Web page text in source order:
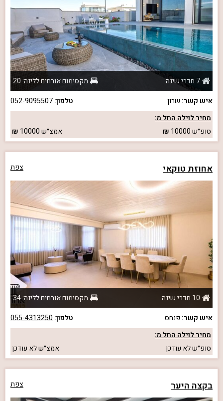
7 חדרי שינה
מקסימום אורחים ללינה: 20
איש קשר: שרון טלפון:052-9095507
מחיר לוילה החל מ:
סופ״ש10000 אמצ״ש10000
אחוזת טוקאי צפת
10 חדרי שינה
מקסימום אורחים ללינה: 34
איש קשר: פנחס טלפון: 055-4313250
מחיר לוילה החל מ:
סופ״שלא עודכן אמצ״שלא עודכן
בקצה היער צפת